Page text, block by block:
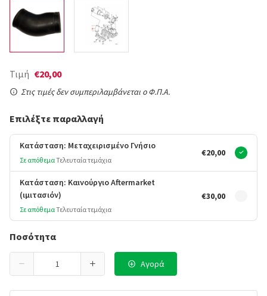
Τιμή €20,00
Στις τιμές δεν συμπεριλαμβάνεται ο Φ.Π.Α.
Επιλέξτε παραλλαγή
Κατάσταση: Μεταχειρισμένο Γνήσιο
Σε απόθεμαΤελευταία τεμάχια
€20,00
Κατάσταση: Καινούργιο Aftermarket
(ιμιτασιόν)
Σε απόθεμαΤελευταία τεμάχια
€30,00
Ποσότητα
Αγορά